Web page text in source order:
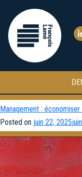
Uncategorized
Management :
Posted on juin 22, 2025